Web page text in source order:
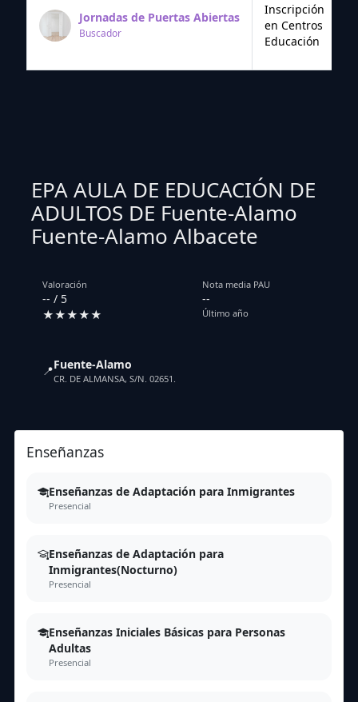
Jornadas de Puertas Abiertas
Buscador
Inscripción
en Centros
Educación
EPA AULA DE EDUCACIÓN DE
ADULTOS DE Fuente-Alamo
Fuente-Alamo Albacete
Valoración
-- / 5
★★★★★
Nota media PAU
--
Último año
📍Fuente-Alamo
CR. DE ALMANSA, S/N. 02651.
Enseñanzas
Enseñanzas de Adaptación para Inmigrantes
Presencial
Enseñanzas de Adaptación para
Inmigrantes(Nocturno)
Presencial
Enseñanzas Iniciales Básicas para Personas
Adultas
Presencial